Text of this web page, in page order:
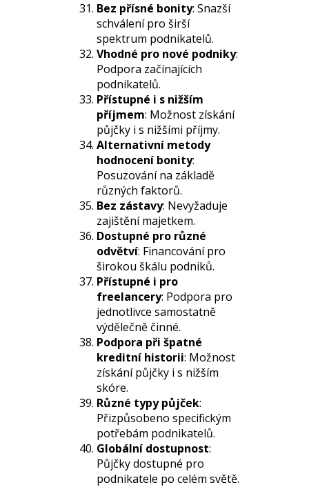
Bez přísné bonity: Snazší
schválení pro širší
spektrum podnikatelů.
Vhodné pro nové podniky:
Podpora začínajících
podnikatelů.
Přístupné i s nižším
příjmem: Možnost získání
půjčky i s nižšími příjmy.
Alternativní metody
hodnocení bonity:
Posuzování na základě
různých faktorů.
Bez zástavy: Nevyžaduje
zajištění majetkem.
Dostupné pro různé
odvětví: Financování pro
širokou škálu podniků.
Přístupné i pro
freelancery: Podpora pro
jednotlivce samostatně
výdělečně činné.
Podpora při špatné
kreditní historii: Možnost
získání půjčky i s nižším
skóre.
Různé typy půjček:
Přizpůsobeno specifickým
potřebám podnikatelů.
Globální dostupnost:
Půjčky dostupné pro
podnikatele po celém světě.